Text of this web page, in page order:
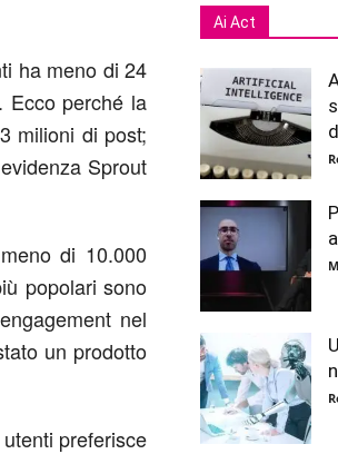
ha meno di 24
Ecco perché la
milioni di post;
Sprout
di 10.000
popolari sono
nel
un prodotto
preferisce
Ai Act